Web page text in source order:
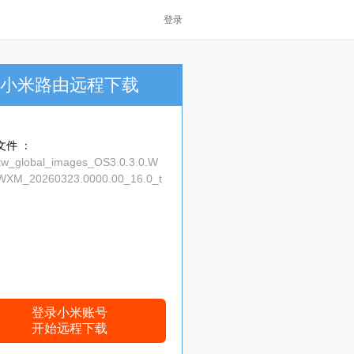
登录
小米路由远程下载
件 ：
登录小米账号
开始远程下载